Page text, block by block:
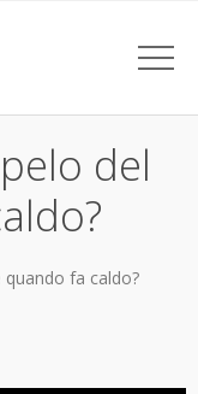
del
fa caldo?